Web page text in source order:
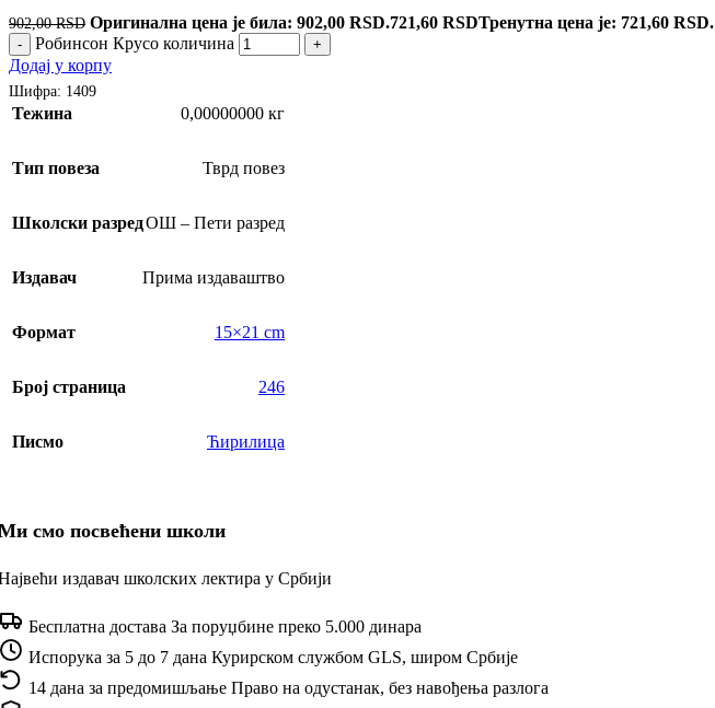
902,00RSD Оригинална цена је била: 902,00 RSD.721,60 RSDТренутна цена је: 721,60 RSD.
- Робинсон Крусо количина +
Додај у корпу
Шифра: 1409
Тежина 0,00000000 кг
Тип повеза Тврд повез
Школски разредОШ – Пети разред
Издавач Прима издаваштво
Формат 15×21 cm
Број страница 246
Писмо Ћирилица
смо посвећени школи
издавач школских лектира у Србији
Бесплатна достава За поруџбине преко 5.000 динара
Испорука за 5 до 7 дана Курирском службом GLS, широм Србије
14 дана за предомишљање Право на одустанак, без навођења разлога